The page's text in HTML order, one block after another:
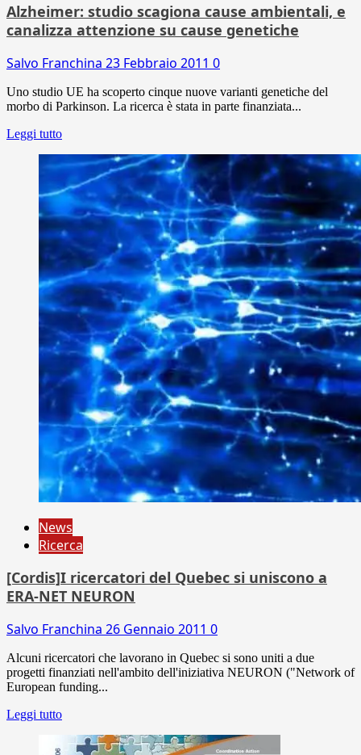
Alzheimer: studio scagiona cause ambientali, e
canalizza attenzione su cause genetiche
Salvo Franchina 23 Febbraio 2011 0
Uno studio UE ha scoperto cinque nuove varianti genetiche del
morbo di Parkinson. La ricerca è stata in parte finanziata...
Leggi tutto
News
Ricerca
[Cordis]I ricercatori del Quebec si uniscono a
ERA-NET NEURON
Salvo Franchina 26 Gennaio 2011 0
Alcuni ricercatori che lavorano in Quebec si sono uniti a due
progetti finanziati nell'ambito dell'iniziativa NEURON ("Network of
European funding...
Leggi tutto